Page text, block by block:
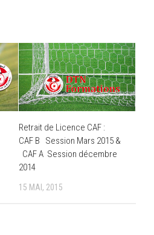
Retrait de Licence CAF :
CAF B Session Mars 2015 &
CAF A Session décembre
2014
15 MAI, 2015